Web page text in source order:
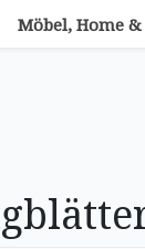
Möbel, Home